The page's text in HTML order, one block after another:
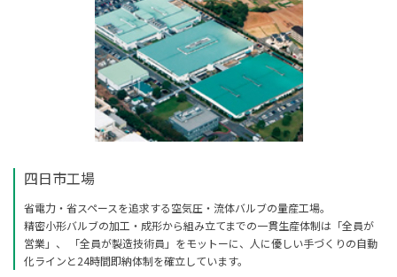
四日市工場
省電力・省スペースを追求する空気圧・流体バルブの量産工場。
精密小形バルブの加工・成形から組み立てまでの一貫生産体制は「全員が
営業」、
「全員が製造技術員」をモットーに、人に優しい手づくりの自動
化ラインと24時間即納体制を確立しています。